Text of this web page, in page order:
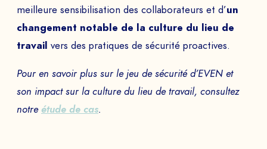
meilleure sensibilisation des collaborateurs et d’un
changement notable de la culture du lieu de
travail vers des pratiques de sécurité proactives.
Pour en savoir plus sur le jeu de sécurité d’EVEN et
son impact sur la culture du lieu de travail, consultez
notre étude de cas.